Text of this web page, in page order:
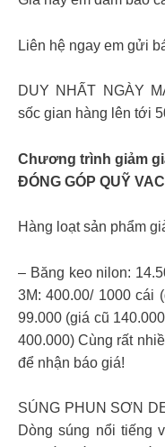
Liên hệ ngay em gửi
DUY NHẤT NGÀY
sốc gian hàng lên tới
Chương trình giảm
ĐÓNG GÓP QUỸ
Hàng loạt sản phẩm
– Băng keo nilon:
3M: 400.00/ 1000 cái
99.000 (giá cũ
400.000) Cùng rất
để nhận báo giá!
SÚNG PHUN SƠN
Dòng súng nổi tiếng